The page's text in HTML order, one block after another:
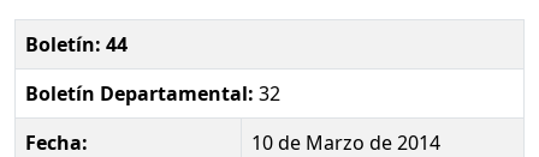
Boletín: 44
Boletín Departamental: 32
Fecha:
10 de Marzo de 2014